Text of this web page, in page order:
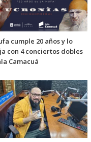
cumple 20 años y lo
con 4 conciertos dobles
Camacuá